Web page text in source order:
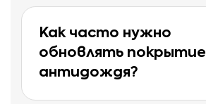
Как часто нужно
обновлять покрытие
антидождя?